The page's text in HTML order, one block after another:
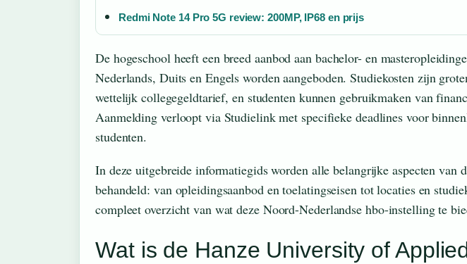
Redmi Note 14 Pro 5G review: 200MP, IP68 en prijs
De hogeschool heeft een breed aanbod aan bachelor- en
Nederlands, Duits en Engels worden aangeboden. Studiekosten zijn
wettelijk collegegeldtarief, en studenten kunnen gebruikmaken van
Aanmelding verloopt via Studielink met specifieke deadlines voor
studenten.
In deze uitgebreide informatiegids worden alle belangrijke aspecten van
behandeld: van opleidingsaanbod en toelatingseisen tot locaties en
compleet overzicht van wat deze Noord-Nederlandse hbo-instelling te
Wat is de Hanze University of